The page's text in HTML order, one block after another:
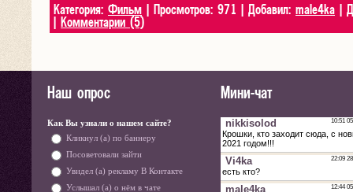
Категория: Фильм | Просмотров: 971 | Добавил: male4ka |
Комментарии (5)
Наш опрос
Как Вы узнали о нашем сайте?
Кликнул (а) по баннеру
Посоветовали зайти
Увидел (а) рекламу В Контакте
Услышал (а) о нём в чате
Мини-чат